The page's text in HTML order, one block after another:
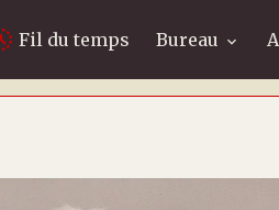
Fil du temps Bureau